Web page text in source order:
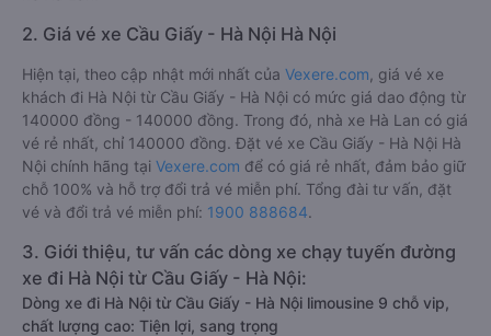
2. Giá vé xe Cầu Giấy - Hà Nội Hà Nội
Hiện tại, theo cập nhật mới nhất của Vexere.com , giá vé xe
khách đi Hà Nội từ Cầu Giấy - Hà Nội có mức giá dao động từ
140000 đồng - 140000 đồng. Trong đó, nhà xe Hà Lan có giá
vé rẻ nhất, chỉ 140000 đồng. Đặt vé xe Cầu Giấy - Hà Nội Hà
Nội chính hãng tại Vexere.com để có giá rẻ nhất, đảm bảo giữ
chỗ 100% và hỗ trợ đổi trả vé miễn phí. Tổng đài tư vấn, đặt
vé và đổi trả vé miễn phí: 1900 888684.
3. Giới thiệu, tư vấn các dòng xe chạy tuyến đường
xe đi Hà Nội từ Cầu Giấy - Hà Nội:
Dòng xe đi Hà Nội từ Cầu Giấy - Hà Nội limousine 9 chỗ vip,
chất lượng cao: Tiện lợi, sang trọng